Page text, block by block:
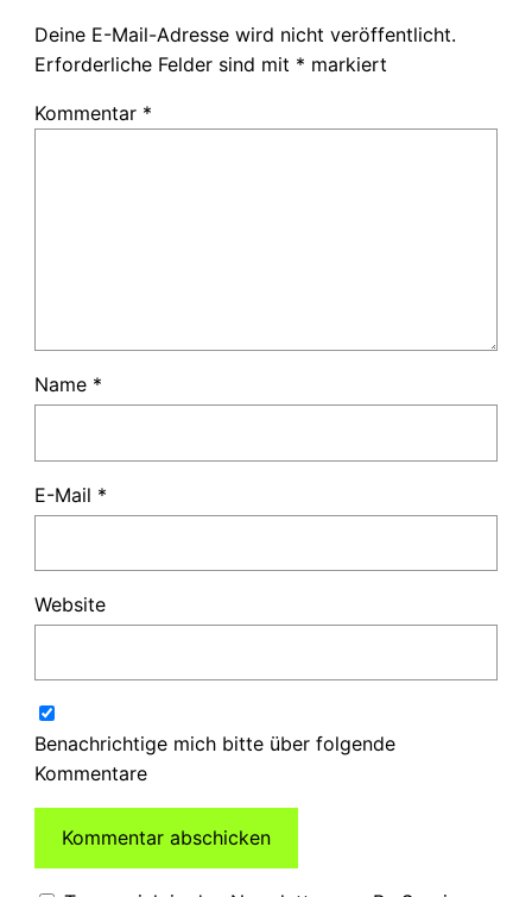
Deine E-Mail-Adresse wird nicht veröffentlicht.
Erforderliche Felder sind mit * markiert
Kommentar *
Name *
E-Mail *
Website
Benachrichtige mich bitte über folgende
Kommentare